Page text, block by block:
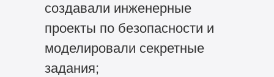
создавали инженерные
проекты по безопасности и
моделировали секретные
задания;